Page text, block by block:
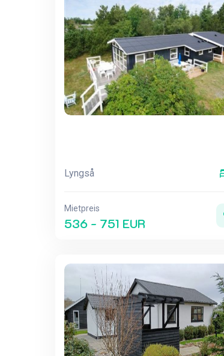
Lyngså
Mietpreis
536 - 751 EUR